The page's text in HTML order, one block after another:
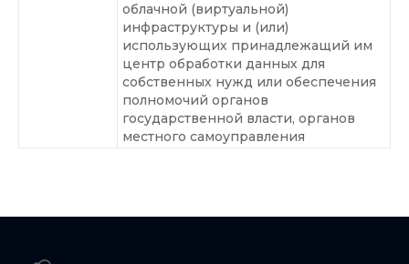
облачной (виртуальной)
инфраструктуры и (или)
использующих принадлежащий им
центр обработки данных для
собственных нужд или обеспечения
полномочий органов
государственной власти, органов
местного самоуправления